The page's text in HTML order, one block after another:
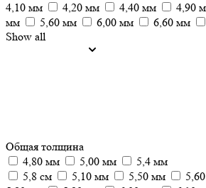
4,10 мм
4,20 мм 4,40 мм 4,90
мм
5,60 мм 6,00 мм 6,60 мм
Show all
Общая толщина
4,80 мм
5,00 мм
5,4 мм
5,8 см
5,10 мм 5,50 мм